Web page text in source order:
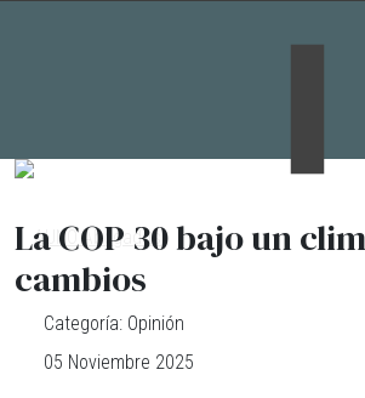
La COP 30 bajo un
cambios
Categoría: Opinión
05 Noviembre 2025